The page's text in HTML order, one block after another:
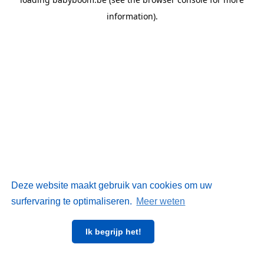
Deze website maakt gebruik van cookies om uw
surfervaring te optimaliseren. Meer weten
Ik begrijp het!
information).